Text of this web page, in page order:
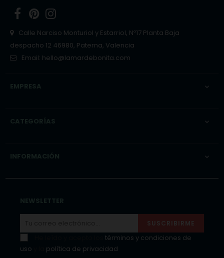
FacebookPinterest
Calle Narciso Monturiol y Estarriol, Nº17 Planta Baja
despacho 12 46980, Paterna, Valencia
Email: hello@lamardebonita.com
EMPRESA 
CATEGORÍAS 
INFORMACIÓN 
NEWSLETTER
SUSCRIBIRME
términos y condiciones de
uso
política de privacidad